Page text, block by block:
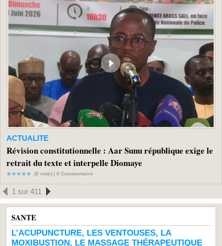
ACTUALITE
Révision constitutionnelle : Aar Sunu république exige le
retrait du texte et interpelle Diomaye
(0 vote) | 0 Commentaire
1 sur 411
SANTE
L’ACUPUNCTURE, LES VENTOUSES, LA
MOXIBUSTION, LE MASSAGE THÉRAPEUTIQUE